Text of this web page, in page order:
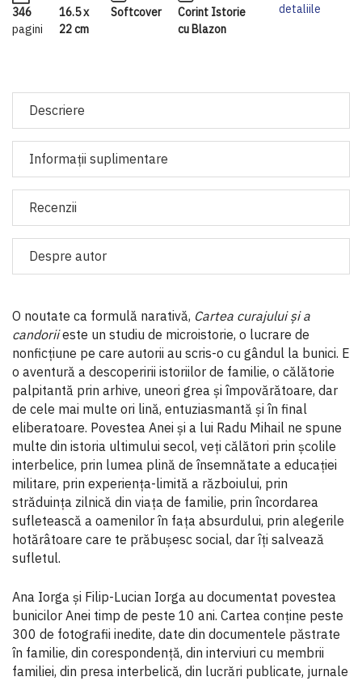
346
pagini
16.5 x
22 cm
Softcover
Corint Istorie
cu Blazon
detaliile
Descriere
Informaţii suplimentare
Recenzii
Despre autor
O noutate ca formulă narativă, Cartea curajului şi a
candoriieste un studiu de microistorie, o lucrare de
nonficţiune pe care autorii au scris-o cu gândul la bunici. E
o aventură a descoperirii istoriilor de familie, o călătorie
palpitantă prin arhive, uneori grea și împovărătoare, dar
de cele mai multe ori lină, entuziasmantă și în final
eliberatoare. Povestea Anei și a lui Radu Mihail ne spune
multe din istoria ultimului secol, veți călători prin școlile
interbelice, prin lumea plină de însemnătate a educației
militare, prin experiența-limită a războiului, prin
străduința zilnică din viața de familie, prin încordarea
sufletească a oamenilor în fața absurdului, prin alegerile
hotărâtoare care te prăbușesc social, dar îți salvează
sufletul.
Ana Iorga și Filip-Lucian Iorga au documentat povestea
bunicilor Anei timp de peste 10 ani. Cartea conţine peste
300 de fotografii inedite, date din documentele păstrate
în familie, din corespondenţă, din interviuri cu membrii
familiei, din presa interbelică, din lucrări publicate, jurnale